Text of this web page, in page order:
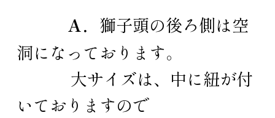
Ａ． 獅子頭の後ろ側は空
洞になっております。
大サイズは、中に紐が付
いておりますので